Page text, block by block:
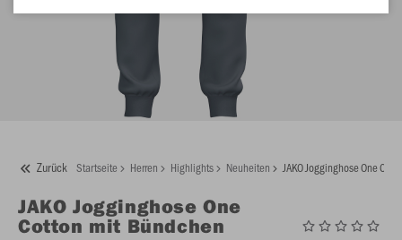
Zurück Startseite Herren Highlights Neuheiten JAKO Jogginghose One
JAKO Jogginghose One
Cotton mit Bündchen